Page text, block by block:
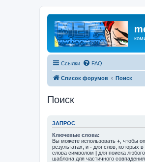
Ссылки FAQ
Список форумов Поиск
Поиск
ЗАПРОС
Ключевые слова:
Вы можете использовать + , чтобы
результатах, и - для слов, которых
слова символом | для поиска
шаблона для частичного совпадения.